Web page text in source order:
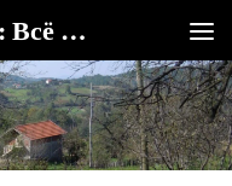
СЕРБСКИЕ ХРОНИКИ: Всё о Сербии